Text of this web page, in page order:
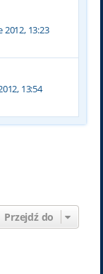
2012, 13:23
13:54
Przejdź do